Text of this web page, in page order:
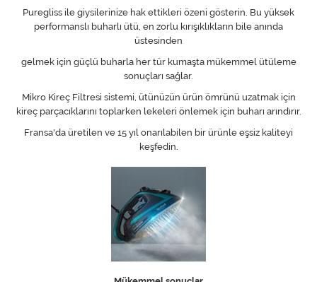
Puregliss ile giysilerinize hak ettikleri özeni gösterin. Bu yüksek
performanslı buharlı ütü, en zorlu kırışıklıkların bile anında
üstesinden
gelmek için güçlü buharla her tür kumaşta mükemmel ütüleme
sonuçları sağlar.​
Mikro Kireç Filtresi sistemi, ütünüzün ürün ömrünü uzatmak için
kireç parçacıklarını toplarken lekeleri önlemek için buharı arındırır.​
Fransa'da üretilen ve 15 yıl onarılabilen bir ürünle eşsiz kaliteyi
keşfedin.​